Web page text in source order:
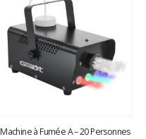
Machine à Fumée A – 20 Personnes